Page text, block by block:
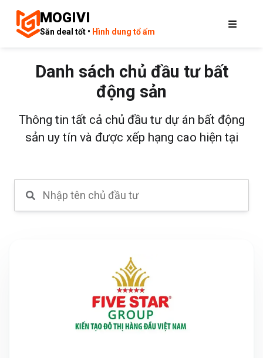
MOGIVI
Săn deal tốt • Hình dung tổ ấm
Danh sách chủ đầu tư bất
động sản
Thông tin tất cả chủ đầu tư dự án bất động
sản uy tín và được xếp hạng cao hiện tại